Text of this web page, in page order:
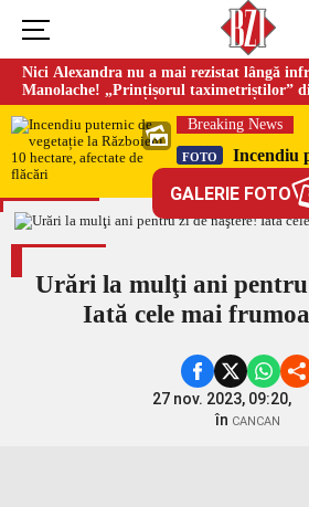
Nici Alexandra nu a mai rezistat lângă
Manolache! „Prințișorul taximetriștilor”
doi ani de căsnicie
Breaking News
FOTO
Incendiu
Războieni. 10
GALERIE FOTO
Urări la mulţi ani pentru
Iată cele mai
27 nov. 2023, 09:20,
în CANCAN